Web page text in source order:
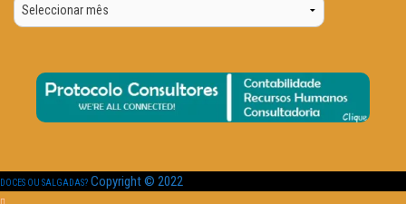
Data
DOCES OU SALGADAS? Copyright © 2022